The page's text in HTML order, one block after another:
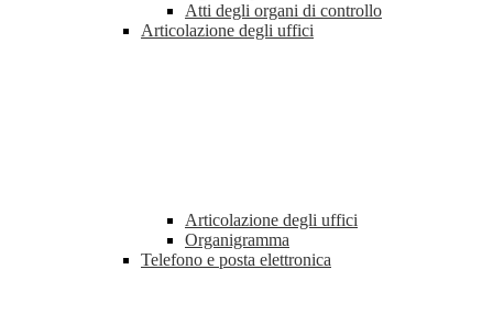
Atti degli organi di controllo
Articolazione degli uffici
Articolazione degli uffici
Organigramma
Telefono e posta elettronica